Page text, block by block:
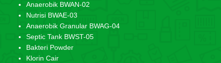
Anaerobik BWAN-02
Nutrisi BWAE-03
Anaerobik Granular BWAG-04
Septic Tank BWST-05
Bakteri Powder
Klorin Cair